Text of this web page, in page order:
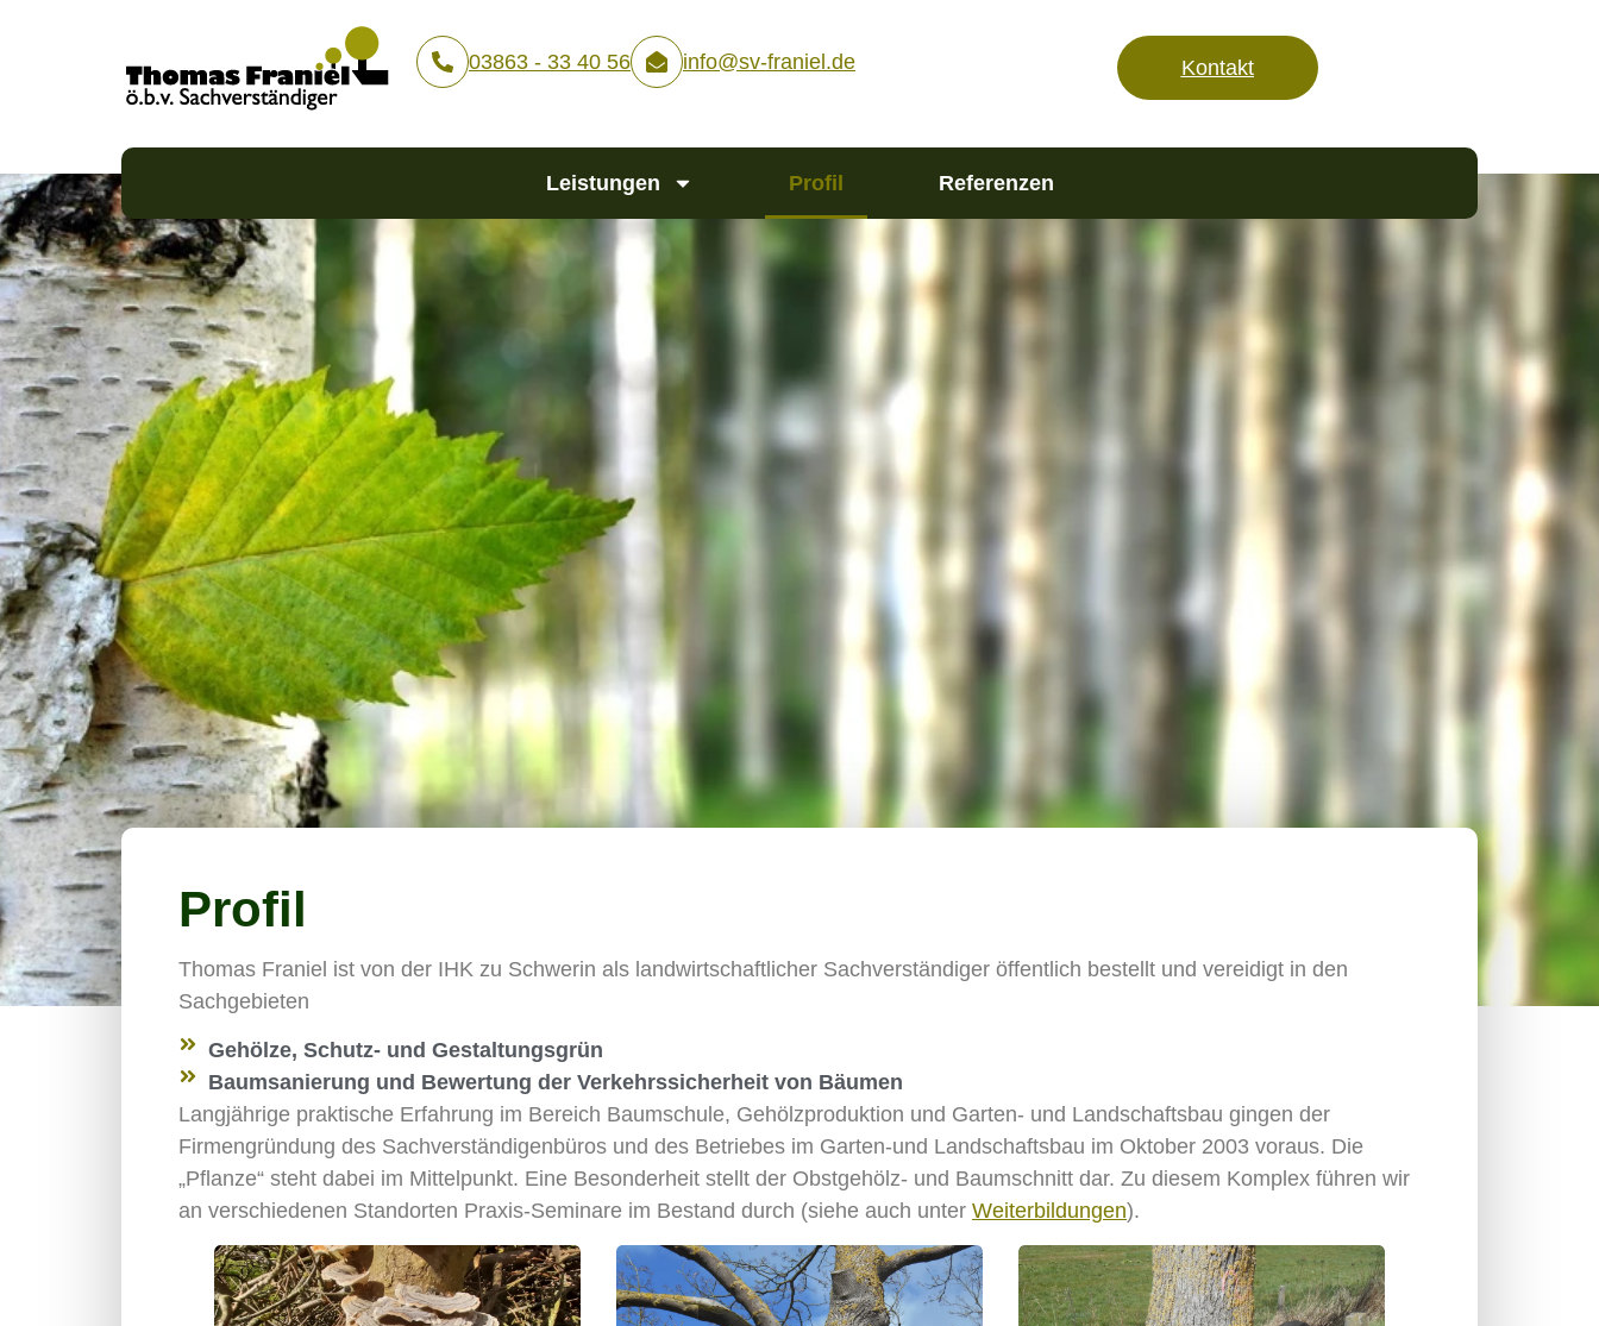
03863 - 33 40 56 info@sv-franiel.de Kontakt
Leistungen Profil Referenzen
Profil
Thomas Franiel ist von der IHK zu Schwerin als landwirtschaftlicher Sachverständiger öffentlich bestellt und vereidigt in den
Sachgebieten
Gehölze, Schutz- und Gestaltungsgrün
Baumsanierung und Bewertung der Verkehrssicherheit von Bäumen
Langjährige praktische Erfahrung im Bereich Baumschule, Gehölzproduktion und Garten- und Landschaftsbau gingen der
Firmengründung des Sachverständigenbüros und des Betriebes im Garten-und Landschaftsbau im Oktober 2003 voraus. Die
„Pflanze“ steht dabei im Mittelpunkt. Eine Besonderheit stellt der Obstgehölz- und Baumschnitt dar. Zu diesem Komplex führen wir
an verschiedenen Standorten Praxis-Seminare im Bestand durch (siehe auch unter Weiterbildungen).